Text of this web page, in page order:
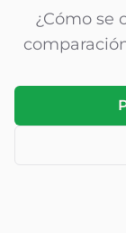
¿Cómo se